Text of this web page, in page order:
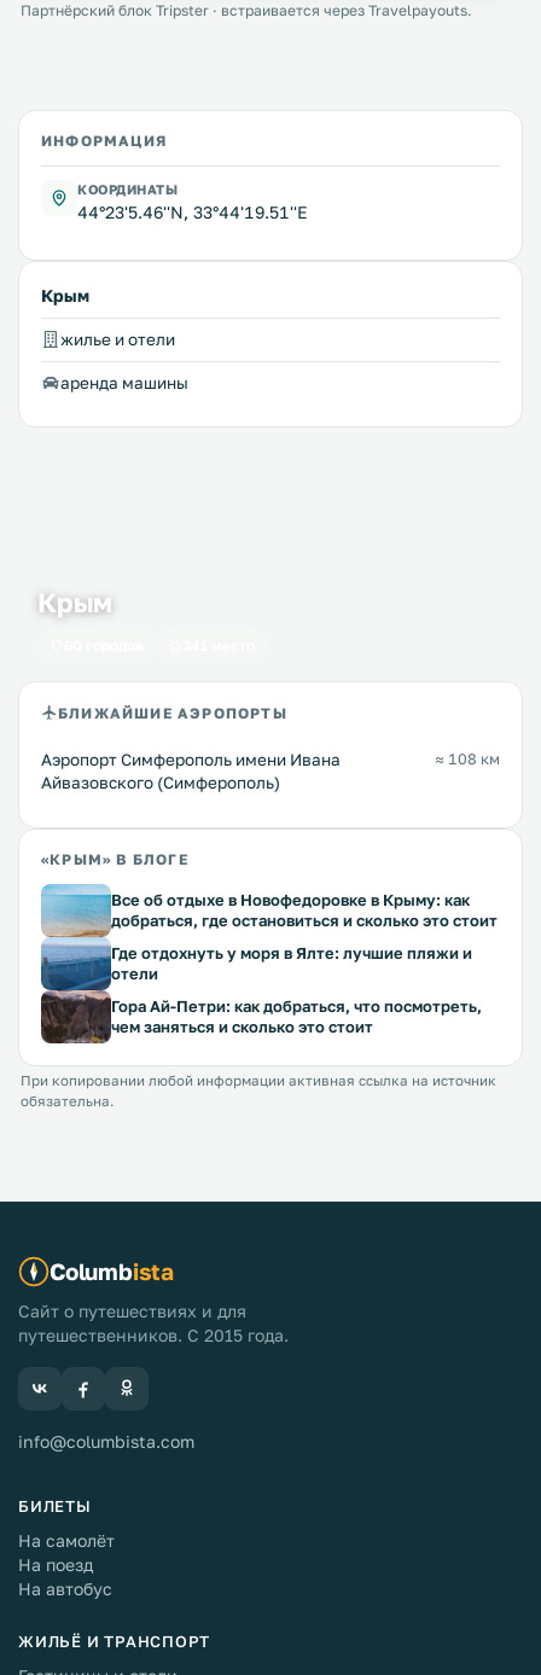
Партнёрский блок Tripster · встраивается через Travelpayouts.
ИНФОРМАЦИЯ
КООРДИНАТЫ
44°23'5.46''N, 33°44'19.51''E
Крым
жилье и отели
аренда машины
Крым
БЛИЖАЙШИЕ АЭРОПОРТЫ
Аэропорт Симферополь имени Ивана
Айвазовского (Симферополь)
≈ 108 км
«КРЫМ» В БЛОГЕ
Все об отдыхе в Новофедоровке в Крыму: как
добраться, где остановиться и сколько это стоит
Где отдохнуть у моря в Ялте: лучшие пляжи и
отели
Гора Ай-Петри: как добраться, что посмотреть,
чем заняться и сколько это стоит
При копировании любой информации активная ссылка на источник
обязательна.
Columbista
Сайт о путешествиях и для
путешественников. С 2015 года.
info@columbista.com
БИЛЕТЫ
На самолёт
На поезд
На автобус
ЖИЛЬЁ И ТРАНСПОРТ